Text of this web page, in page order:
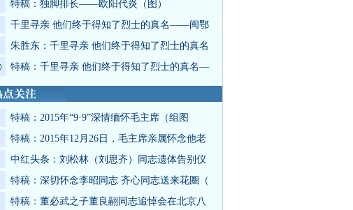
特稿：独脚排长——欧阳代炎（图）
千里寻亲 他们终于得知了烈士的真名——闽鄂
朱胜东：千里寻亲 他们终于得知了烈士的真名
特稿：千里寻亲 他们终于得知了烈士的真名—
特稿：2015年“9·9”深情缅怀毛主席（组图
特稿：2015年12月26日，毛主席亲属怀念他老
中红头条：刘松林（刘思齐）同志遗体告别仪
特稿：深切怀念李昭同志 齐心同志送来花圈（
特稿：董必武之子董良翮同志追悼会在北京八